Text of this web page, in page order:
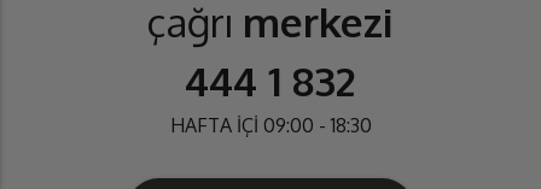
çağrı merkezi
444 1 832
HAFTA İÇİ 09:00 - 18:30